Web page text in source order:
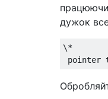
дужок
\*